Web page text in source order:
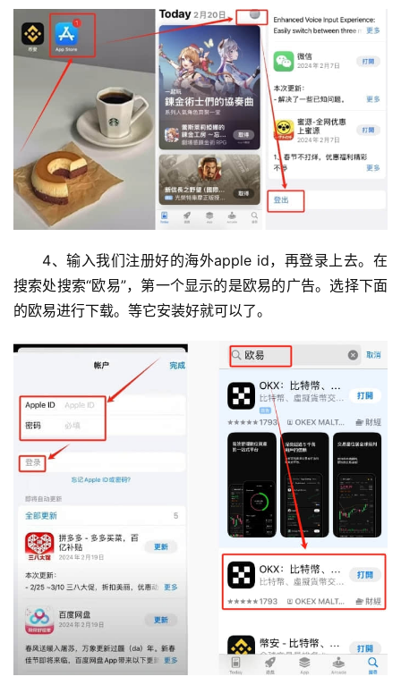
4、输入我们注册好的海外apple id，再登录上去。在
搜索处搜索“欧易”，第一个显示的是欧易的广告。选择下面
的欧易进行下载。等它安装好就可以了。